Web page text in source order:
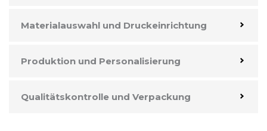
Materialauswahl und Druckeinrichtung
Produktion und Personalisierung
Qualitätskontrolle und Verpackung